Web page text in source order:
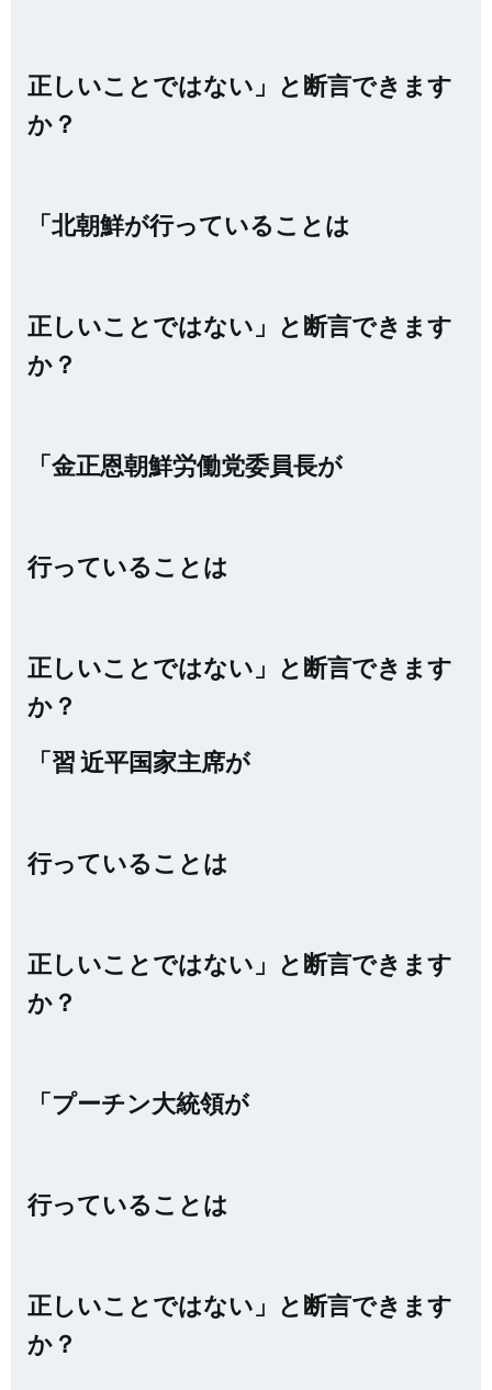
正しいことではない」と断言できます
か？
「北朝鮮が行っていることは
正しいことではない」と断言できます
か？
「金正恩朝鮮労働党委員長が
行っていることは
正しいことではない」と断言できます
か？
「習 近平国家主席が
行っていることは
正しいことではない」と断言できます
か？
「プーチン大統領が
行っていることは
正しいことではない」と断言できます
か？